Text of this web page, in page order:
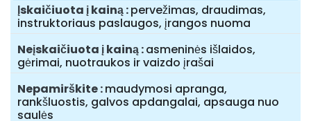
Įskaičiuota į kainą pervežimas, draudimas,
instruktoriaus paslaugos, įrangos nuoma
Neįskaičiuota į kainą asmeninės išlaidos,
gėrimai, nuotraukos ir vaizdo įrašai
Nepamirškite maudymosi apranga,
rankšluostis, galvos apdangalai, apsauga nuo
saulės